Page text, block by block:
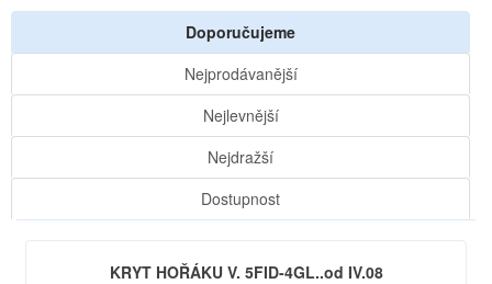
Doporučujeme
Nejprodávanější
Nejlevnější
Nejdražší
Dostupnost
KRYT HOŘÁKU V. 5FID-4GL..od IV.08